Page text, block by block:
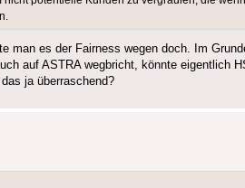
man es der Fairness wegen doch. Im
auf ASTRA wegbricht, könnte eigentlich
ja überraschend?